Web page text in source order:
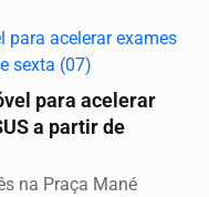
para acelerar
a partir de
na Praça Mané